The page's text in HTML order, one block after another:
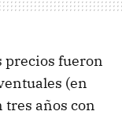
precios fueron
(en
tres años con